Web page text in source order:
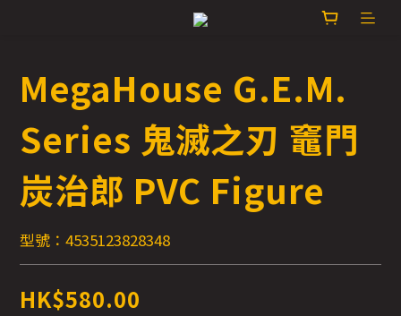
MegaHouse G.E.M.
Series 鬼滅之刃 竈門
炭治郎 PVC Figure
型號：4535123828348
HK$580.00